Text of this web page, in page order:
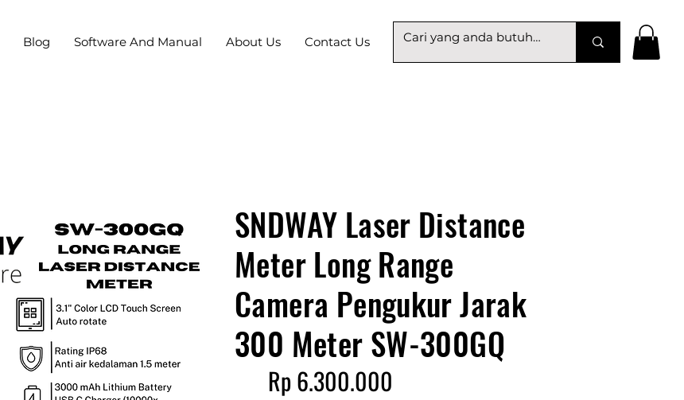
Blog Software And Manual About Us Contact Us
SNDWAY Laser Distance
Meter Long Range
Camera Pengukur Jarak
300 Meter SW-300GQ
Rp 6.300.000